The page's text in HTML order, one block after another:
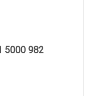
5000 982